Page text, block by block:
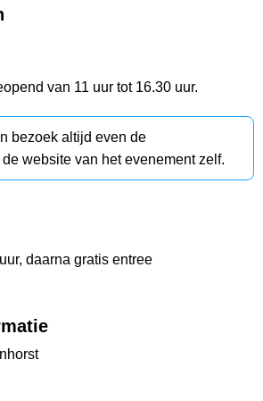
van 11 uur tot 16.30 uur.
bezoek altijd even de
website van het evenement zelf.
daarna gratis entree